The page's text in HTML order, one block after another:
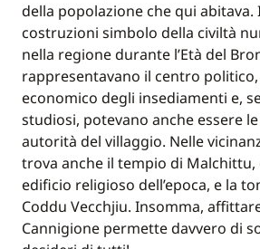
della popolazione che qui
costruzioni simbolo della civiltà
nella regione durante l’Età del
rappresentavano il centro politico,
economico degli insediamenti e,
studiosi, potevano anche essere
autorità del villaggio. Nelle
trova anche il tempio di Malchittu,
edificio religioso dell’epoca, e la
Coddu Vecchjiu. Insomma,
Cannigione permette davvero di